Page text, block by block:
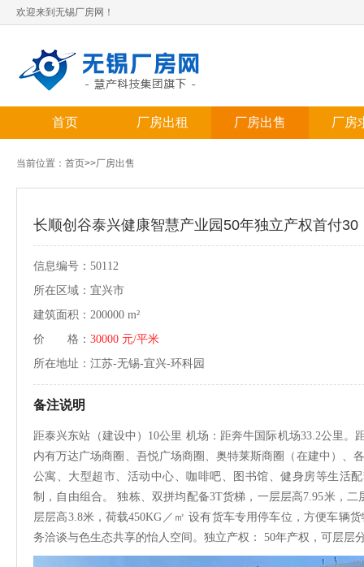
欢迎来到无锡厂房网！
首页 厂房出租 厂房出售 厂房
当前位置： 首页>>厂房出售
长顺创谷泰兴健康智慧产业园50年独立产权首付30
信息编号：50112
所在区域：宜兴市
建筑面积：200000 m²
价 格： 30000 元/平米
所在地址：江苏-无锡-宜兴-环科园
备注说明
距泰兴东站（建设中）10公里 机场：距奔牛国际机场33.2公里
内有万达广场商圈、吾悦广场商圈、奥特莱斯商圈（在建中）、
公寓、大型超市、活动中心、咖啡吧、图书馆、健身房等生活
制，自由组合。 独栋、双拼均配备3T货梯，一层层高7.95米，
层层高3.8米，荷载450KG／㎡ 设有货车专用停车位，方便车辆
务洽谈与色生态共享的怡人空间。独立产权： 50年产权，可层